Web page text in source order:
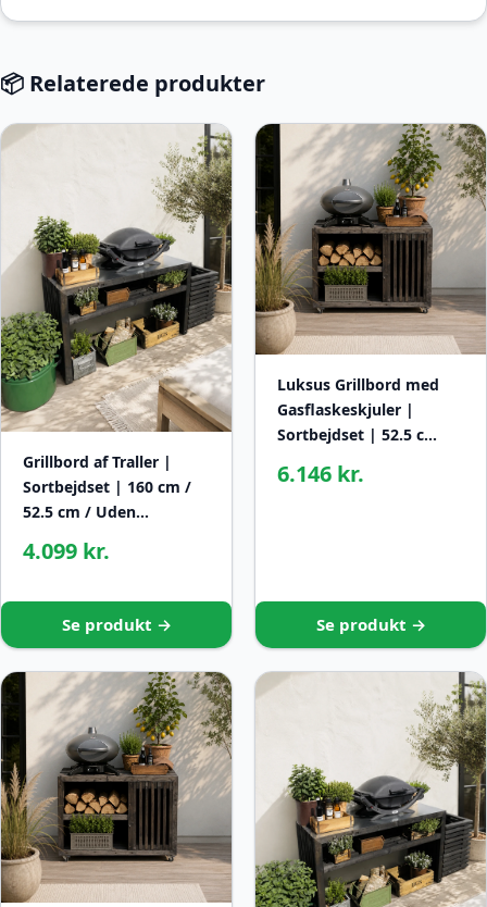
📦 Relaterede produkter
Grillbord af Traller |
Sortbejdset | 160 cm /
52.5 cm / Uden…
4.099 kr.
Se produkt →
Luksus Grillbord med
Gasflaskeskjuler |
Sortbejdset | 52.5 c…
6.146 kr.
Se produkt →